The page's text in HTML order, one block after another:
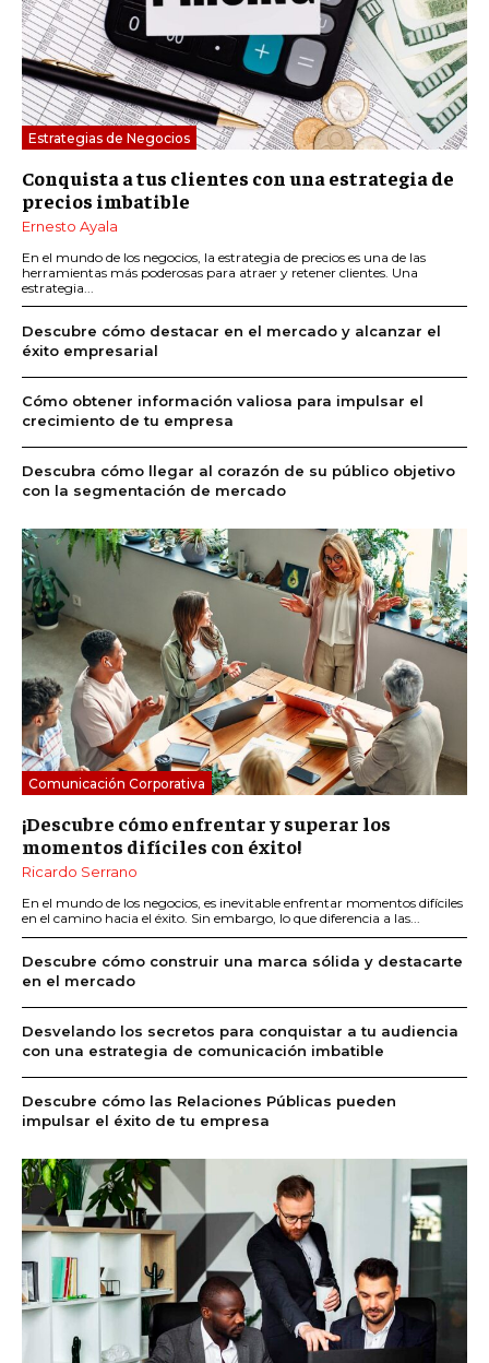
Estrategias de Negocios
Conquista a tus clientes con una estrategia de
precios imbatible
Ernesto Ayala
En el mundo de los negocios, la estrategia de precios es una de las
herramientas más poderosas para atraer y retener clientes. Una
estrategia...
Descubre cómo destacar en el mercado y alcanzar el
éxito empresarial
Cómo obtener información valiosa para impulsar el
crecimiento de tu empresa
Descubra cómo llegar al corazón de su público objetivo
con la segmentación de mercado
Comunicación Corporativa
¡Descubre cómo enfrentar y superar los
momentos difíciles con éxito!
Ricardo Serrano
En el mundo de los negocios, es inevitable enfrentar momentos difíciles
en el camino hacia el éxito. Sin embargo, lo que diferencia a las...
Descubre cómo construir una marca sólida y destacarte
en el mercado
Desvelando los secretos para conquistar a tu audiencia
con una estrategia de comunicación imbatible
Descubre cómo las Relaciones Públicas pueden
impulsar el éxito de tu empresa